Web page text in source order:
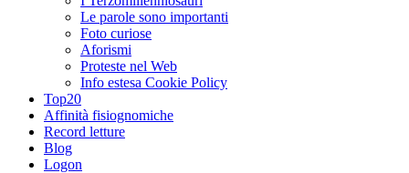
Le parole sono importanti
Foto curiose
Aforismi
Proteste nel Web
Info estesa Cookie Policy
Top20
Affinità fisiognomiche
Record letture
Blog
Logon